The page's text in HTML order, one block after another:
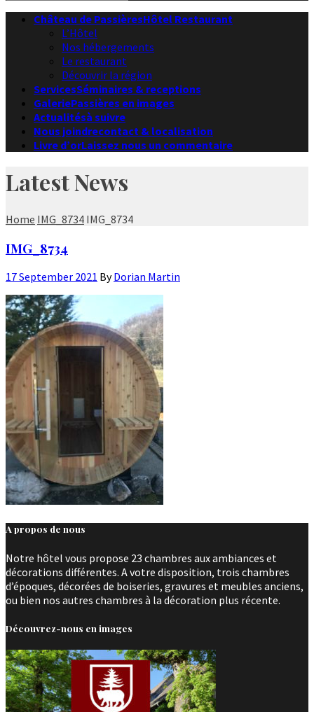
Château de PassièresHôtel Restaurant
L’Hôtel
Nos hébergements
Le restaurant
Découvrir la région
ServicesSéminaires & receptions
GaleriePassières en images
Actualitésà suivre
Nous joindrecontact & localisation
Livre d’orLaissez nous un commentaire
Latest News
Home IMG_8734 IMG_8734
IMG_8734
17 September 2021 ByDorian Martin
A propos de nous
Notre hôtel vous propose 23 chambres aux ambiances et
décorations différentes. A votre disposition, trois chambres
d’époques, décorées de boiseries, gravures et meubles anciens,
ou bien nos autres chambres à la décoration plus récente.
Découvrez-nous en images